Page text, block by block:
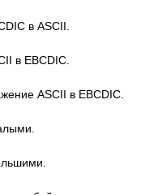
в ASCII.
в EBCDIC.
ASCII в EBCDIC.